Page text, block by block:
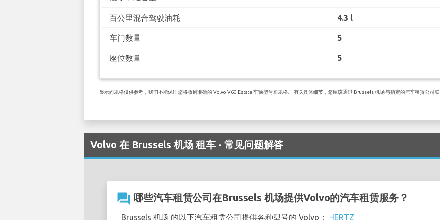
百公里混合驾驶油耗 4.3 l
车门数量 5
座位数量 5
显示的规格仅供参考，我们不能保证您将收到准确的 Volvo V60 Estate 车辆型号和规格。 有关具体细节，您应该通过 Brussels 机场 与指定的汽车租赁公司
Volvo 在 Brussels 机场 租车 - 常见问题解答
question_answer 哪些汽车租赁公司在Brussels 机场提供Volvo的汽车租赁服务？
Brussels 机场 的以下汽车租赁公司提供各种型号的 Volvo： HERTZ